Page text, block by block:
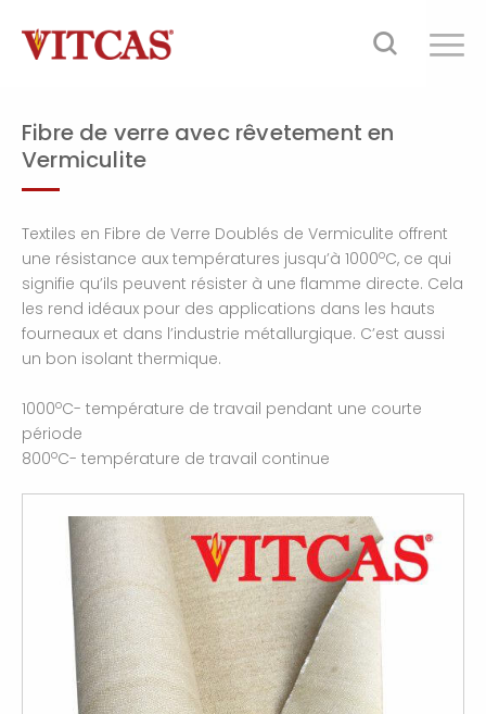
Fibre de verre avec rêvetement en
Vermiculite
Textiles en Fibre de Verre Doublés de Vermiculite offrent
une résistance aux températures jusqu’à 1000oC, ce qui
signifie qu’ils peuvent résister à une flamme directe. Cela
les rend idéaux pour des applications dans les hauts
fourneaux et dans l’industrie métallurgique. C’est aussi
un bon isolant thermique.
1000oC- température de travail pendant une courte
période
800oC- température de travail continue